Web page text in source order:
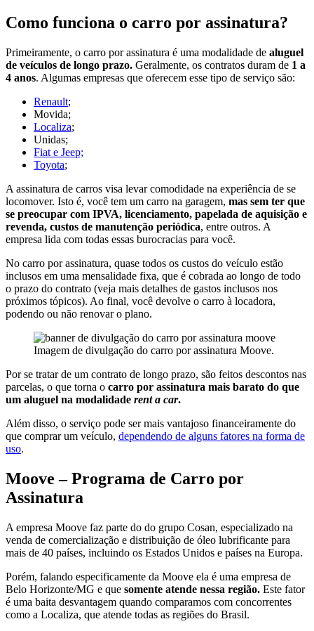
Como funciona o carro por assinatura?
Primeiramente, o carro por assinatura é uma modalidade de aluguel
de veículos de longo prazo. Geralmente, os contratos duram de 1 a
4 anos. Algumas empresas que oferecem esse tipo de serviço são:
Renault;
Movida;
Localiza;
Unidas;
Fiat e Jeep;
Toyota;
A assinatura de carros visa levar comodidade na experiência de se
locomover. Isto é, você tem um carro na garagem, mas sem ter que
se preocupar com IPVA, licenciamento, papelada de aquisição e
revenda, custos de manutenção periódica, entre outros. A
empresa lida com todas essas burocracias para você.
No carro por assinatura, quase todos os custos do veículo estão
inclusos em uma mensalidade fixa, que é cobrada ao longo de todo
o prazo do contrato (veja mais detalhes de gastos inclusos nos
próximos tópicos). Ao final, você devolve o carro à locadora,
podendo ou não renovar o plano.
Imagem de divulgação do carro por assinatura Moove.
Por se tratar de um contrato de longo prazo, são feitos descontos nas
parcelas, o que torna o carro por assinatura mais barato do que
um aluguel na modalidade rent a car.
Além disso, o serviço pode ser mais vantajoso financeiramente do
que comprar um veículo, dependendo de alguns fatores na forma de
uso.
Moove – Programa de Carro por
Assinatura
A empresa Moove faz parte do do grupo Cosan, especializado na
venda de comercialização e distribuição de óleo lubrificante para
mais de 40 países, incluindo os Estados Unidos e países na Europa.
Porém, falando especificamente da Moove ela é uma empresa de
Belo Horizonte/MG e que somente atende nessa região. Este fator
é uma baita desvantagem quando comparamos com concorrentes
como a Localiza, que atende todas as regiões do Brasil.